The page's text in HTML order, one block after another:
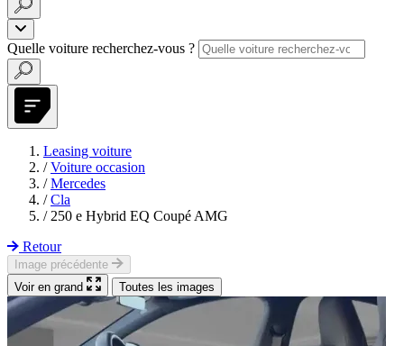
Quelle voiture recherchez-vous ?
Leasing voiture
/ Voiture occasion
/ Mercedes
/ Cla
/ 250 e Hybrid EQ Coupé AMG
Retour
Image précédente
Voir en grand
Toutes les images